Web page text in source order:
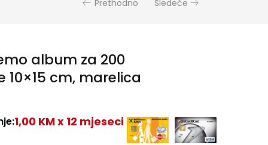
Prethodno Sledeće
album za 200
cm, marelica
1,00 KM x 12 mjeseci